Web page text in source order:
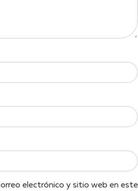
electrónico y sitio web en este